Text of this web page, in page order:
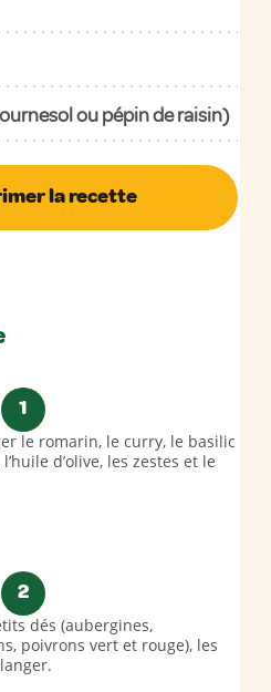
ou pépin de raisin)
la recette
1
le romarin, le curry, le basilic
d’olive, les zestes et le
2
dés (aubergines,
poivrons vert et rouge), les